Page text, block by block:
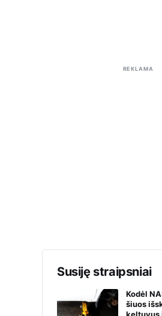
REKLAMA
Susiję straipsniai
Kodėl
šiuos